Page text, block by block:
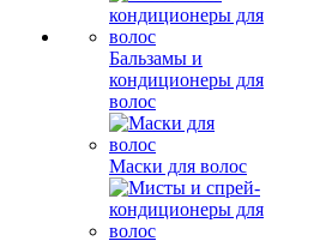
Бальзамы и
кондиционеры для
волос
Маски для волос